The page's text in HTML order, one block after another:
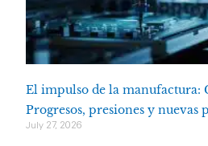
El impulso de la manufactura:
Progresos, presiones y nuevas
July 27, 2026